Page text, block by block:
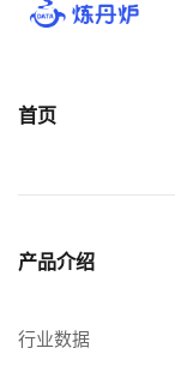
首页
产品介绍
行业数据